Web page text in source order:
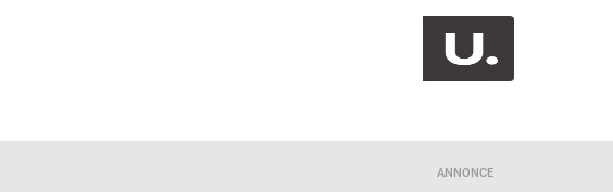
ANNONCE